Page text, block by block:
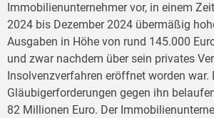
Immobilienunternehmer vor, in einem
2024 bis Dezember 2024 übermäßig
Ausgaben in Höhe von rund 145.000
und zwar nachdem über sein privates
Insolvenzverfahren eröffnet worden war.
Gläubigerforderungen gegen ihn
82 Millionen Euro. Der